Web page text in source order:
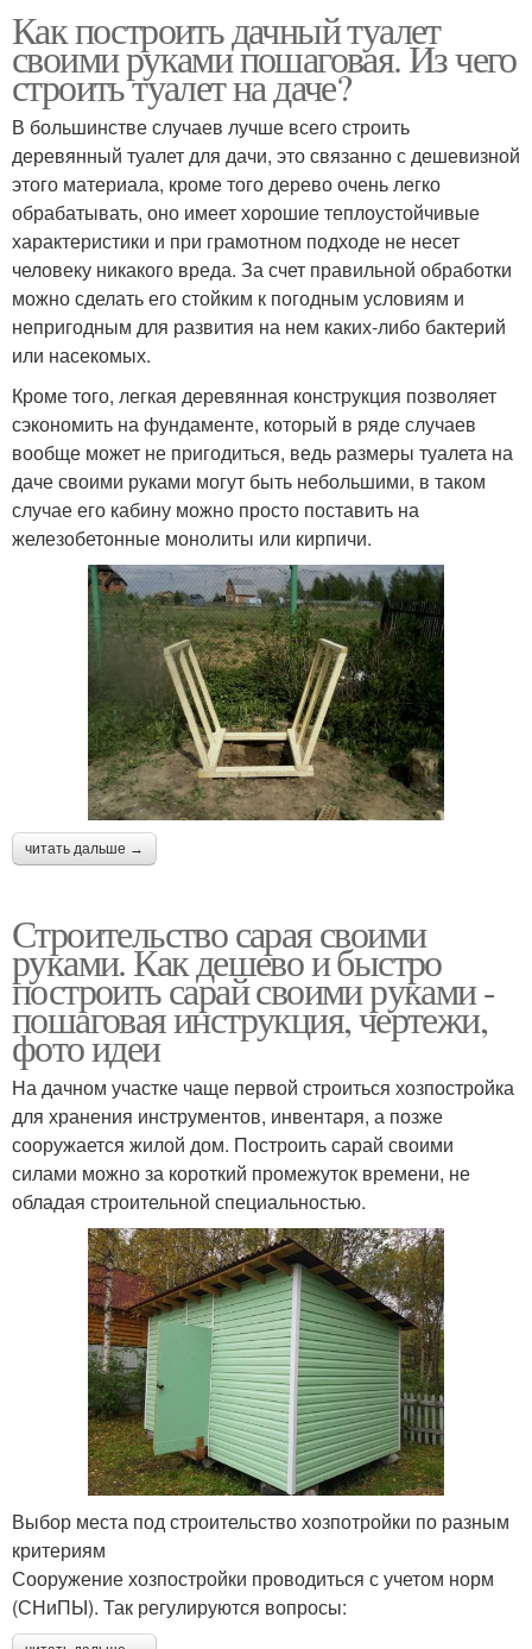
Как построить дачный туалет
своими руками пошаговая. Из чего
строить туалет на даче?
В большинстве случаев лучше всего строить
деревянный туалет для дачи, это связанно с дешевизной
этого материала, кроме того дерево очень легко
обрабатывать, оно имеет хорошие теплоустойчивые
характеристики и при грамотном подходе не несет
человеку никакого вреда. За счет правильной обработки
можно сделать его стойким к погодным условиям и
непригодным для развития на нем каких-либо бактерий
или насекомых.
Кроме того, легкая деревянная конструкция позволяет
сэкономить на фундаменте, который в ряде случаев
вообще может не пригодиться, ведь размеры туалета на
даче своими руками могут быть небольшими, в таком
случае его кабину можно просто поставить на
железобетонные монолиты или кирпичи.
читать дальше →
Строительство сарая своими
руками. Как дешево и быстро
построить сарай своими руками -
пошаговая инструкция, чертежи,
фото идеи
На дачном участке чаще первой строиться хозпостройка
для хранения инструментов, инвентаря, а позже
сооружается жилой дом. Построить сарай своими
силами можно за короткий промежуток времени, не
обладая строительной специальностью.
Выбор места под строительство хозпотройки по разным
критериям
Сооружение хозпостройки проводиться с учетом норм
(СНиПЫ). Так регулируются вопросы: